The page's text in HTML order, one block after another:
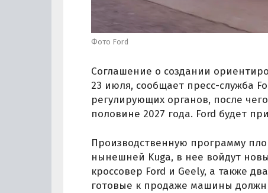
Фото Ford
Соглашение о создании
23 июля, сообщает пресс-служба
регулирующих органов, после
половине 2027 года. Ford будет
Производственную программу
нынешней Kuga, в нее войдут
кроссовер Ford и Geely, а также
готовые к продаже машины